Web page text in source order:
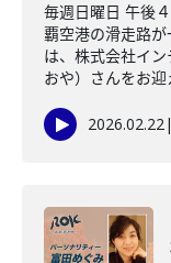
毎週日曜日 午後
覇空港の滑走路
は、株式会社イ
おや）さんをお
2026.02.22|